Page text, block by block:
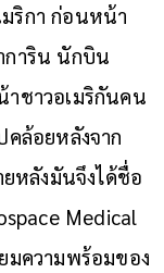
ริกา ก่อนหน้า
การิน นักบิน
าชาวอเมริกันคน
ล้อยหลังจาก
ยหลังมันจึงได้ชื่อ
Medical
มความพร้อมของ